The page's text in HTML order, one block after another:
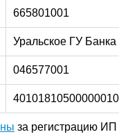
665801001
Уральское ГУ Банка
046577001
за регистрацию ИП